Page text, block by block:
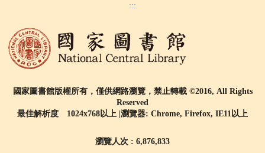
:::
國家圖書館版權所有，僅供網路瀏覽，禁止轉載 ©2016, All Rights
Reserved
最佳解析度 1024x768以上 |瀏覽器: Chrome, Firefox, IE11以上
瀏覽人次 : 6,876,833